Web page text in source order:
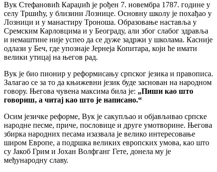
Вук Стефановић Караџић је рођен 7. новембра 1787. године у
селу Тршићу, у близини Лознице. Основну школу је похађао у
Лозници и у манастиру Троноша. Образовање наставља у
Сремским Карловцима и у Београду, али због слабог здравља
и немаштине није успео да се дуже задржи у школама. Касније
одлази у Беч, где упознаје Јернеја Копитара, који ће имати
велики утицај на његов рад.
Вук је био пионир у реформисању српског језика и правописа.
Залагао се за то да књижевни језик буде заснован на народном
говору. Његова чувена максима била је: „Пиши као што
говориш, а читај као што је написано.“
Осим језичке реформе, Вук је сакупљао и објављивао српске
народне песме, приче, пословице и друге умотворине. Његова
збирка народних песама изазвала је велико интересовање
широм Европе, а подршка великих европских умова, као што
су Јакоб Грим и Јохан Волфганг Гете, донела му је
међународну славу.